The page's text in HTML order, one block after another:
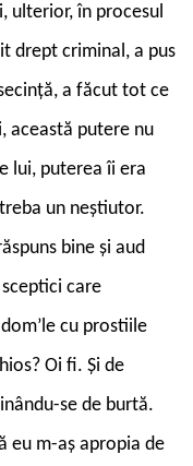
ulterior, în procesul
drept criminal, a pus
a făcut tot ce
această putere nu
lui, puterea îi era
un neștiutor.
bine și aud
care
cu prostiile
Oi fi. Și de
se de burtă.
eu m-aș apropia de